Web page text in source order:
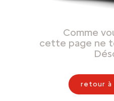
Comme
cette page ne
retour à